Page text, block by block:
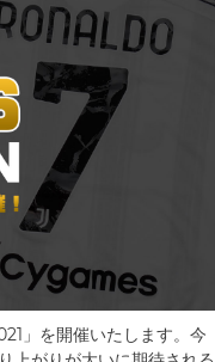
」を開催いたします。今